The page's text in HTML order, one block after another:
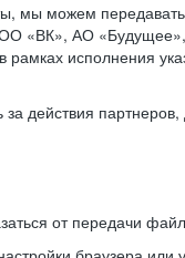
мы можем
«ВК», АО
исполнения
за действия
от передачи